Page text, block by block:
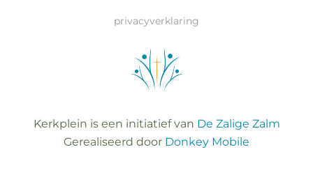
privacyverklaring
Kerkplein is een initiatief van De Zalige Zalm
Gerealiseerd door Donkey Mobile